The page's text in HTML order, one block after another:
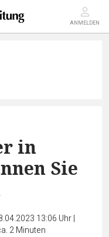
ANMELDEN
in
Sie
13:06 Uhr|
2 Minuten